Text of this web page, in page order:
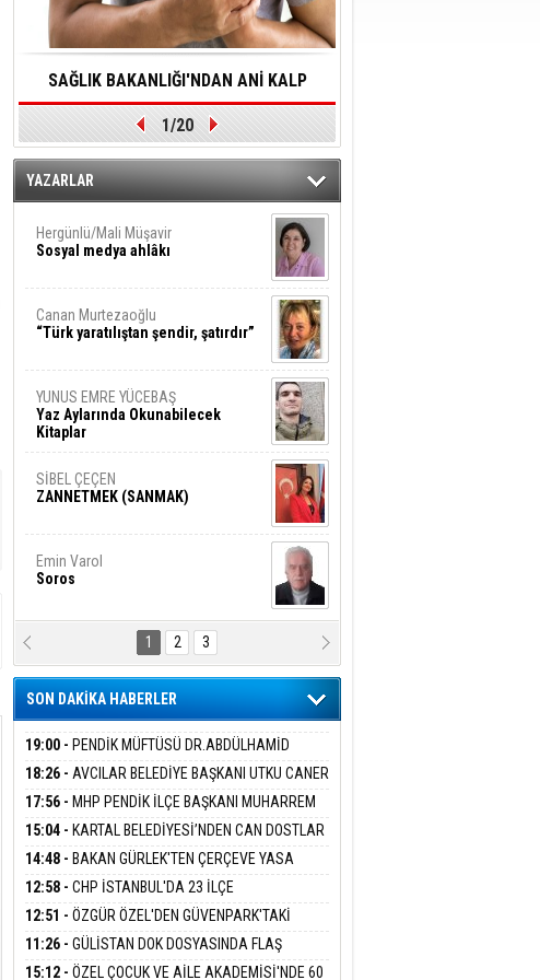
SAĞLIK BAKANLIĞI'NDAN ANİ KALP
DURMALARINA HIZLI MÜDAHALE
EDİLMESİNE YÖNELİK ÖNLENMESİ İÇİN
ÖNEMLİ ADIM
1/20
YAZARLAR
Hergünlü/Mali Müşavir
Sosyal medya ahlâkı
Canan Murtezaoğlu
“Türk yaratılıştan şendir, şatırdır”
YUNUS EMRE YÜCEBAŞ
Yaz Aylarında Okunabilecek
Kitaplar
SİBEL ÇEÇEN
ZANNETMEK (SANMAK)
Emin Varol
Soros
Karanlık DNA Kuşaklararası
Şiddetin Biyolojik Faturası
Şiyar Adıyaman
Ben Bu Sahaya Sığmazam
Hasan Ali Çölük
Bir Satırın İçindeki İnsan
Ezgi Kılıç
SİVAS: ATEŞE ATILAN VİCDAN
BARIŞ BAŞARSLAN
1 2 3
SON DAKİKA HABERLER
19:00 - PENDİK MÜFTÜSÜ DR.ABDÜLHAMİD
PEHLİVAN BASIN MENSUPLARINI AĞIRLADI
18:26 - AVCILAR BELEDİYE BAŞKANI UTKU CANER
ÇANKAYA HAKKINDA TAHLİYE KARARI
17:56 - MHP PENDİK İLÇE BAŞKANI MUHARREM
KIR KARTAL ORDULULAR DERNEĞİ HEYETİNİ
AĞIRLADI
15:04 - KARTAL BELEDİYESİ’NDEN CAN DOSTLAR
İÇİN DEV YATIRIM!
14:48 - BAKAN GÜRLEK'TEN ÇERÇEVE YASA
AÇIKLAMASI:''KIRMIZI ÇİZGİMİZ ŞEHİT AİLELERİ
VE GAZİLERİMİZİN HASSASİYETİDİR''
12:58 - CHP İSTANBUL'DA 23 İLÇE
BAŞKANLIĞI'NDA ATAMALAR GERÇEKLEŞTİ
12:51 - ÖZGÜR ÖZEL'DEN GÜVENPARK'TAKİ
GAZİLERE DESTEK:''SONUÇ ALANA KADAR
ARKANIZDAYIZ''
11:26 - GÜLİSTAN DOK DOSYASINDA FLAŞ
GELİŞME: 2 DALGIÇ DELİL KARARTMA
15:12 - ÖZEL ÇOCUK VE AİLE AKADEMİSİ'NDE 60